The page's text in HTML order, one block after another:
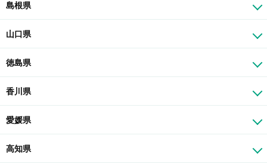
島根県
山口県
徳島県
香川県
愛媛県
高知県